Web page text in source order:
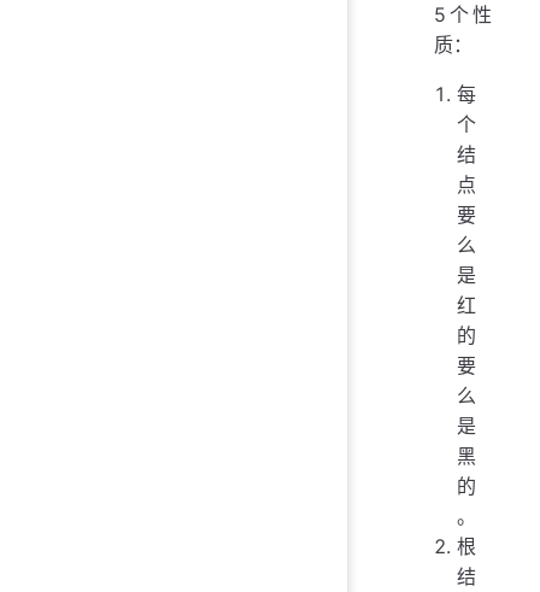
5个性
质：
每
个
结
点
要
么
是
红
的
要
么
是
黑
的
。
根
结